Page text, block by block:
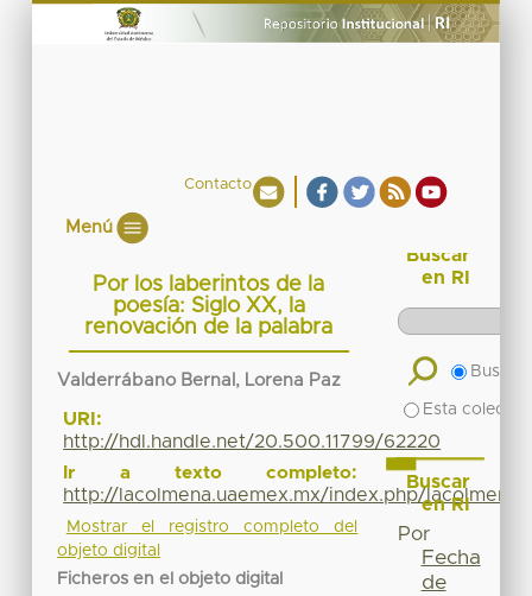
Contacto
Menú
Por los laberintos de la
poesía: Siglo XX, la
renovación de la palabra
Valderrábano Bernal, Lorena Paz
URI:
http://hdl.handle.net/20.500.11799/62220
Ir a texto completo:
http://lacolmena.uaemex.mx/index.php/
Mostrar el registro completo del
objeto digital
Ficheros en el objeto digital
Buscar
en RI
Buscar
Esta
Buscar
en RI
Por
Fecha
de